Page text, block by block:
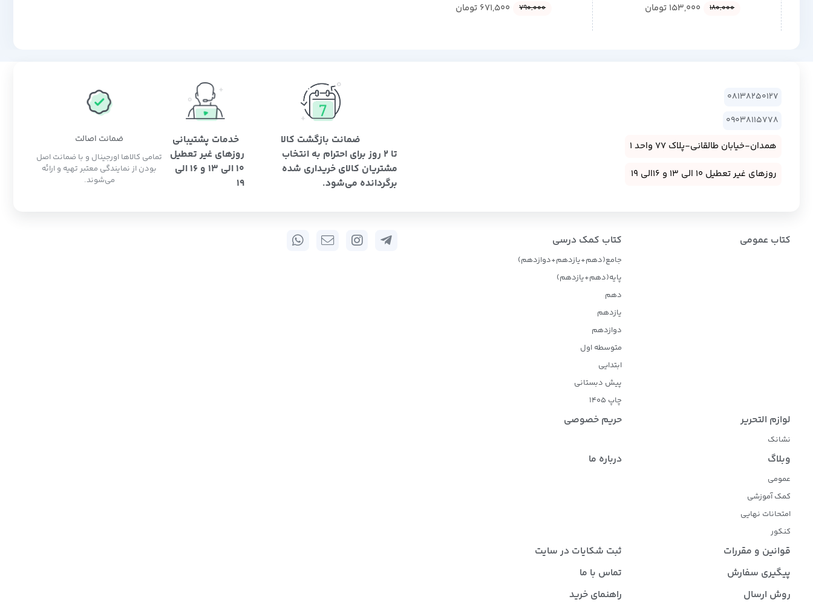
180,000
153,000 تومان 790,000
671,500 تومان
08138250127
09038115778
همدان-خیابان طالقانی-پلاک 77 واحد 1
روزهای غیر تعطیل 10 الی 13 و 16الی 19
ضمانت بازگشت کالا
تا 2 روز برای احترام به انتخاب
مشتریان کالای خریداری شده
برگردانده می‌شود.
خدمات پشتیبانی
روزهای غیر تعطیل
10 الی 13 و 16 الی
19
ضمانت اصالت
تمامی کالاها اورجینال و با ضمانت اصل
بودن از نمایندگی معتبر تهیه و ارائه
می‌شوند.
کتاب عمومی کتاب کمک درسی
جامع(دهم+یازدهم+دوازدهم)
پایه(دهم+یازدهم)
دهم
یازدهم
دوازدهم
متوسطه اول
ابتدایی
پیش دبستانی
چاپ 1405
لوازم التحریر
نشانک
حریم خصوصی
وبلاگ
عمومی
کمک آموزشی
امتحانات نهایی
کنکور
درباره ما
قوانین و مقررات
ثبت شکایات در سایت
پیگیری سفارش
تماس با ما
روش ارسال
راهنمای خرید